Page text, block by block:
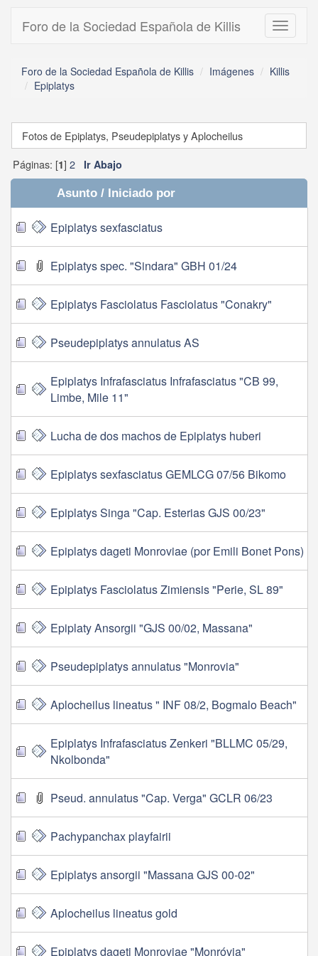
Toggle
Foro de la Sociedad Española de Killis
Foro de la Sociedad Española de Killis Imágenes
Killis
Epiplatys
Fotos de Epiplatys, Pseudepiplatys y Aplocheilus
Páginas: [1] 2 Ir Abajo
Asunto/ Iniciado por
Epiplatys sexfasciatus
Epiplatys spec. "Sindara" GBH 01/24
Epiplatys Fasciolatus Fasciolatus "Conakry"
Pseudepiplatys annulatus AS
Epiplatys Infrafasciatus Infrafasciatus "CB 99,
Limbe, Mile 11"
Lucha de dos machos de Epiplatys huberi
Epiplatys sexfasciatus GEMLCG 07/56 Bikomo
Epiplatys Singa "Cap. Esterias GJS 00/23"
Epiplatys dageti Monroviae (por Emili Bonet Pons)
Epiplatys Fasciolatus Zimiensis "Perie, SL 89"
Epiplaty Ansorgii "GJS 00/02, Massana"
Pseudepiplatys annulatus "Monrovia"
Aplocheilus lineatus " INF 08/2, Bogmalo Beach"
Epiplatys Infrafasciatus Zenkeri "BLLMC 05/29,
Nkolbonda"
Pseud. annulatus "Cap. Verga" GCLR 06/23
Pachypanchax playfairii
Epiplatys ansorgii "Massana GJS 00-02"
Aplocheilus lineatus gold
Epiplatys dageti Monroviae "Monróvia"